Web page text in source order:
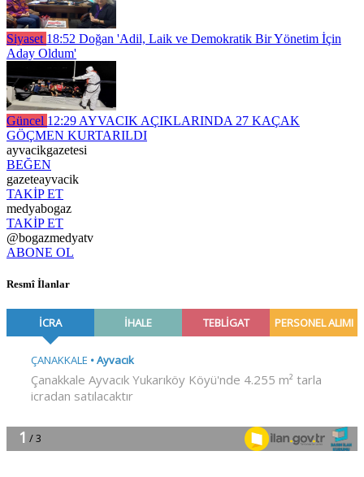
Siyaset 18:52 Doğan 'Adil, Laik ve Demokratik Bir Yönetim İçin
Aday Oldum'
Güncel 12:29 AYVACIK AÇIKLARINDA 27 KAÇAK
GÖÇMEN KURTARILDI
ayvacikgazetesi
BEĞEN
gazeteayvacik
TAKİP ET
medyabogaz
TAKİP ET
@bogazmedyatv
ABONE OL
Resmî İlanlar